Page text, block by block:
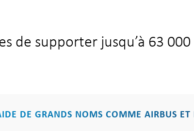
de supporter jusqu’à 63 000
DE GRANDS NOMS COMME AIRBUS ET